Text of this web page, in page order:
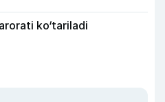
ko‘tariladi